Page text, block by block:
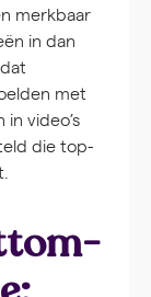
merkbaar
in dan
met
video’s
die top-